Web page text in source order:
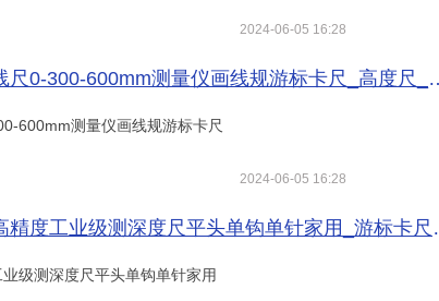
2024-06-05 16:28
测量仪画线规游标卡尺_高度尺_卡尺_量具/量仪_供应_数控刀具网
600mm测量仪画线规游标卡尺
2024-06-05 16:28
测深度尺平头单钩单针家用_游标卡尺_卡尺_量具/量仪_供应_数控刀具网
级测深度尺平头单钩单针家用